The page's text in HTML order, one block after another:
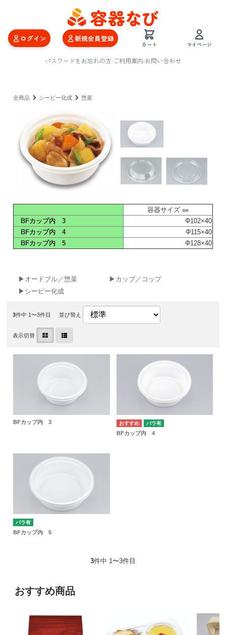
ログイン 新規会員登録
カート マイページ
パスワードをお忘れの方|ご利用案内|お問い合わせ
全商品 シーピー化成 惣菜
容器サイズ ㎜
BFカップ内 3
Φ102×40
BFカップ内 4
Φ115×40
BFカップ内 5
Φ128×40
▶オードブル／惣菜
▶カップ／コップ
▶シーピー化成
3件中 1〜3件目 並び替え
表示切替
BFカップ内 3 バラ有
BFカップ内 4
バラ有
BFカップ内 5
3件中 1〜3件目
おすすめ商品